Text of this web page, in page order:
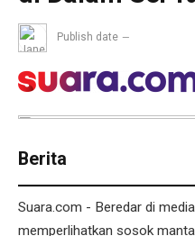
Publish date
Berita
Suara.com - Beredar di
memperlihatkan sosok